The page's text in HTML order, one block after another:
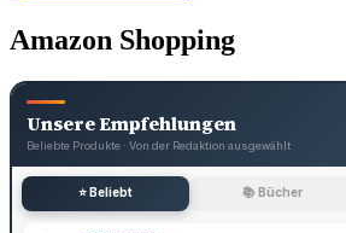
Amazon Shopping
Unsere Empfehlungen
Beliebte Produkte · Von der Redaktion ausgewählt
⭐ Beliebt 📚 Bücher